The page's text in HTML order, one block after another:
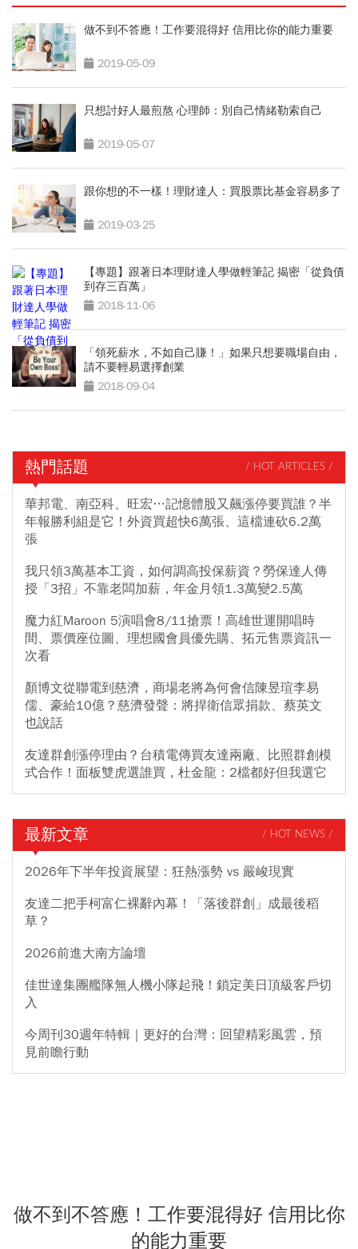
做不到不答應！工作要混得好 信用比你的能力重要
2019-05-09
只想討好人最煎熬 心理師：別自己情緒勒索自己
2019-05-07
跟你想的不一樣！理財達人：買股票比基金容易多了
2019-03-25
【專題】跟著日本理財達人學做輕筆記 揭密「從負債
到存三百萬」
2018-11-06
「領死薪水，不如自己賺！」如果只想要職場自由，
請不要輕易選擇創業
2018-09-04
熱門話題 / HOT ARTICLES /
華邦電、南亞科、旺宏…記憶體股又飆漲停要買誰？半
年報勝利組是它！外資買超快6萬張、這檔連砍6.2萬
張
我只領3萬基本工資，如何調高投保薪資？勞保達人傳
授「3招」不靠老闆加薪，年金月領1.3萬變2.5萬
魔力紅Maroon 5演唱會8/11搶票！高雄世運開唱時
間、票價座位圖、理想國會員優先購、拓元售票資訊一
次看
顏博文從聯電到慈濟，商場老將為何會信陳昱瑄李易
儒、豪給10億？慈濟發聲：將捍衛信眾捐款、蔡英文
也說話
友達群創漲停理由？台積電傳買友達兩廠、比照群創模
式合作！面板雙虎選誰買，杜金龍：2檔都好但我選它
最新文章 / HOT NEWS /
2026年下半年投資展望：狂熱漲勢 vs 嚴峻現實
友達二把手柯富仁裸辭內幕！「落後群創」成最後稻
草？
2026前進大南方論壇
佳世達集團艦隊無人機小隊起飛！鎖定美日頂級客戶切
入
今周刊30週年特輯｜更好的台灣：回望精彩風雲，預
見前瞻行動
做不到不答應！工作要混得好 信用比你
的能力重要